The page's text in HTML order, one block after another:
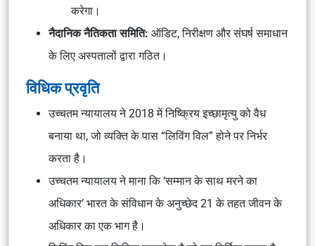
करेगा।
नैदानिक ​​नैतिकता समिति: ऑडिट, निरीक्षण और संघर्ष समाधान
के लिए अस्पतालों द्वारा गठित।
विधिक प्रवृति
उच्चतम न्यायालय ने 2018 में निष्क्रिय इच्छामृत्यु को वैध
बनाया था, जो व्यक्ति के पास “लिविंग विल” होने पर निर्भर
करता है।
उच्चतम न्यायालय ने माना कि ‘सम्मान के साथ मरने का
अधिकार’ भारत के संविधान के अनुच्छेद 21 के तहत जीवन के
अधिकार का एक भाग है।